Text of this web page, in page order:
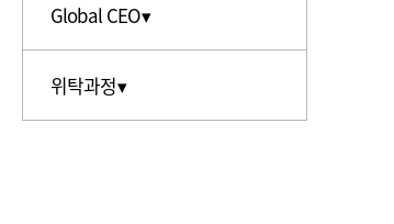
FAQ
Global CEO▾
위탁과정▾